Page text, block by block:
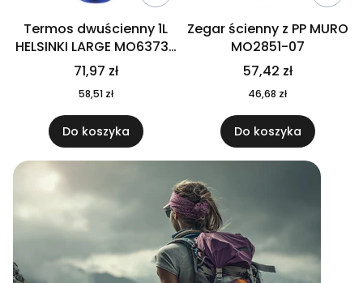
Termos dwuścienny 1L
HELSINKI LARGE MO6373-
04
71,97 zł
58,51 zł
Do koszyka
Zegar ścienny z PP MURO
MO2851-07
57,42 zł
46,68 zł
Do koszyka